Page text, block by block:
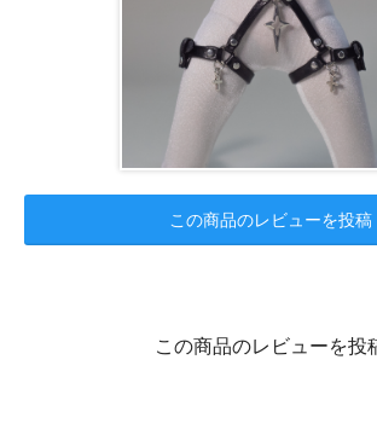
この商品のレビューを投稿
この商品のレビューを投